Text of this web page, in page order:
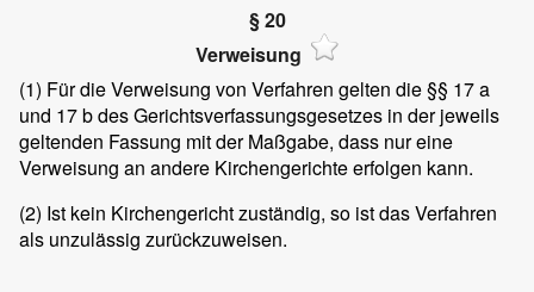
§ 20
Verweisung
(1) Für die Verweisung von Verfahren gelten die §§ 17 a
und 17 b des Gerichtsverfassungsgesetzes in der jeweils
geltenden Fassung mit der Maßgabe, dass nur eine
Verweisung an andere Kirchengerichte erfolgen kann.
(2) Ist kein Kirchengericht zuständig, so ist das Verfahren
als unzulässig zurückzuweisen.